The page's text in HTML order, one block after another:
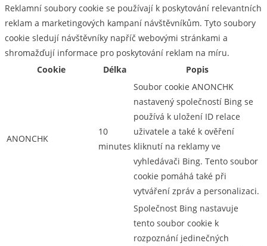
Reklamní soubory cookie se používají k poskytování relevantních
reklam a marketingových kampaní návštěvníkům. Tyto soubory
cookie sledují návštěvníky napříč webovými stránkami a
shromažďují informace pro poskytování reklam na míru.
Cookie
Délka Popis
ANONCHK
10
minutes
Soubor cookie ANONCHK
nastavený společností Bing se
používá k uložení ID relace
uživatele a také k ověření
kliknutí na reklamy ve
vyhledávači Bing. Tento soubor
cookie pomáhá také při
vytváření zpráv a personalizaci.
Společnost Bing nastavuje
tento soubor cookie k
rozpoznání jedinečných